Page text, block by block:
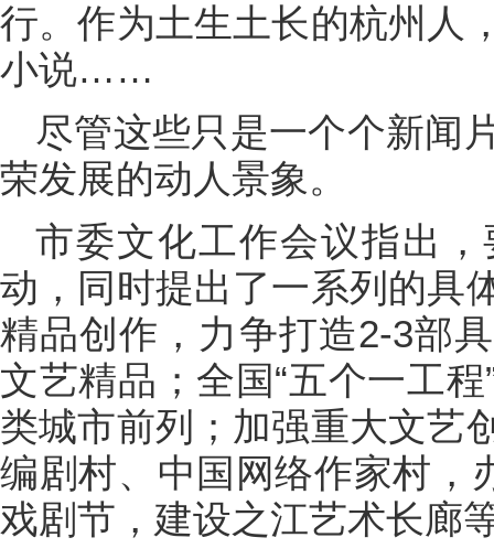
行。作为土生土长的杭州人
小说……
尽管这些只是一个个新闻
荣发展的动人景象。
市委文化工作会议指出
动，同时提出了一系列的具
精品创作，力争打造2-3部
文艺精品；全国“五个一工
类城市前列；加强重大文艺
编剧村、中国网络作家村，
戏剧节，建设之江艺术长廊